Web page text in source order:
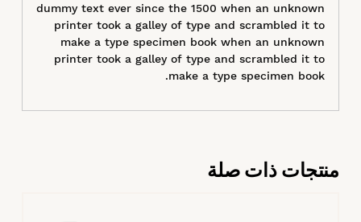
dummy text ever since the 1500 when an unknown
printer took a galley of type and scrambled it to
make a type specimen book when an unknown
printer took a galley of type and scrambled it to
make a type specimen book.
منتجات ذات صلة